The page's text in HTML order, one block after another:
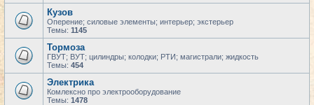
Кузов
Оперение; силовые элементы; интерьер; экстерьер
Темы: 1145
Тормоза
ГВУТ; ВУТ; цилиндры; колодки; РТИ; магистрали; жидкость
Темы: 454
Электрика
Комлексно про электрооборудование
Темы: 1478